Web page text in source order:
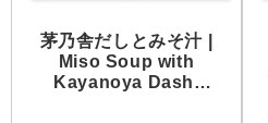
茅乃舎だしとみそ汁 |
Miso Soup with
Kayanoya Dashi